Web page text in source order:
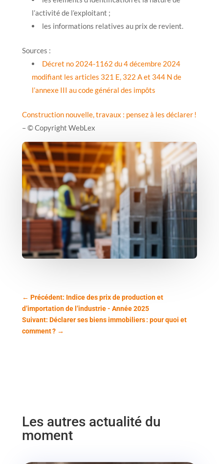
l’activité de l’exploitant ;
les informations relatives au prix de revient.
Sources :
Décret no 2024-1162 du 4 décembre 2024
modifiant les articles 321 E, 322 A et 344 N de
l’annexe III au code général des impôts
Construction nouvelle, travaux : pensez à les déclarer !
– © Copyright WebLex
← Précédent: Indice des prix de production et
d’importation de l’industrie - Année 2025
Suivant: Déclarer ses biens immobiliers : pour quoi et
comment ?→
Les autres actualité du
moment